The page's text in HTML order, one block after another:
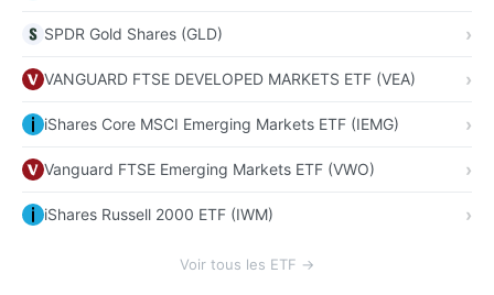
SPDR Gold Shares (GLD)
VANGUARD FTSE DEVELOPED MARKETS ETF (VEA)
iShares Core MSCI Emerging Markets ETF (IEMG)
Vanguard FTSE Emerging Markets ETF (VWO)
iShares Russell 2000 ETF (IWM)
Voir tous les ETF →